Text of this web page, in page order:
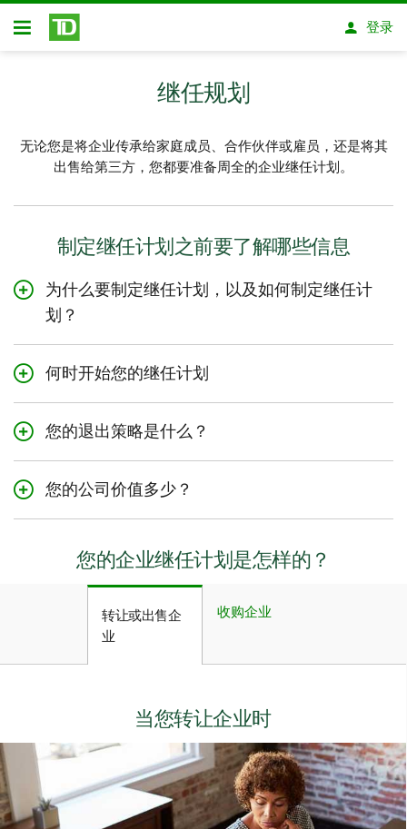
跳转到主要内容
开放式房屋贷款
登录
继任规划
无论您是将企业传承给家庭成员、合作伙伴或雇员，还是将其
出售给第三方，您都要准备周全的企业继任计划。
制定继任计划之前要了解哪些信息
为什么要制定继任计划，以及如何制定继任计
划？
稳的过渡，同时还可以帮助您实现企业价值的最大化。
考虑至少提前3-5年开始您的继任计划
继续投资并建设您的企业
与TD客户经理或财富顾问讨论您的继任计划
何时开始您的继任计划
脑海中有明确的过渡计划 - 定义整个过程中的每个步骤
和里程碑
切记与家人、业务伙伴、利益相关方、财务顾问和其他
专业人员讨论您的计划
您的退出策略是什么？
您计划如何以及何时离开公司可能是两个最重要的问题。
您会把企业转让给家庭成员、合伙人或雇员吗？
您会将您的企业出售给第三方吗？
您会关闭企业并清算资产吗？
您的公司价值多少？
确定公司的价值是制定有效继任计划以及知道离任后要做
些什么的关键步骤。
考虑寻找可以为您提供准确企业评估的合资质专业人员
您的企业继任计划是怎样的？
转让或出售企
业
收购企业
当您转让企业时